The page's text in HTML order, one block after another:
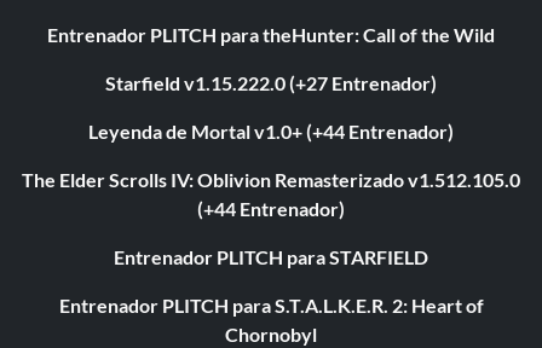
Entrenador PLITCH para theHunter: Call of the Wild
Starfield v1.15.222.0 (+27 Entrenador)
Leyenda de Mortal v1.0+ (+44 Entrenador)
The Elder Scrolls IV: Oblivion Remasterizado v1.512.105.0
(+44 Entrenador)
Entrenador PLITCH para STARFIELD
Entrenador PLITCH para S.T.A.L.K.E.R. 2: Heart of
Chornobyl